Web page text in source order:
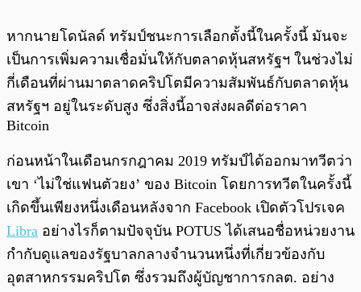
หากนายโดนัลด์ ทรัมป์ชนะการเลือกตั้งนี้ในครั้งนี้ มันจะ
เป็นการเพิ่มความเชื่อมั่นให้กับตลาดหุ้นสหรัฐฯ ในช่วงไม่
กี่เดือนที่ผ่านมาตลาดคริปโตมีความสัมพันธ์กับตลาดหุ้น
สหรัฐฯ อยู่ในระดับสูง ซึ่งสิ่งนี้อาจส่งผลดีต่อราคา
Bitcoin
ก่อนหน้าในเดือนกรกฎาคม 2019 ทรัมป์ได้ออกมาทวีตว่า
เขา ‘ไม่ใช่แฟนตัวยง’ ของ Bitcoin โดยการทวีตในครั้งนี้
เกิดขึ้นเพียงหนึ่งเดือนหลังจาก Facebook เปิดตัวโปรเจค
Libra อย่างไรก็ตามปัจจุบัน POTUS ได้เสนอชื่อหน่วยงาน
กำกับดูแลของรัฐบาลกลางจำนวนหนึ่งที่เกี่ยวข้องกับ
อุตสาหกรรมคริปโต ซึ่งรวมถึงผู้บัญชาการกลต. อย่าง